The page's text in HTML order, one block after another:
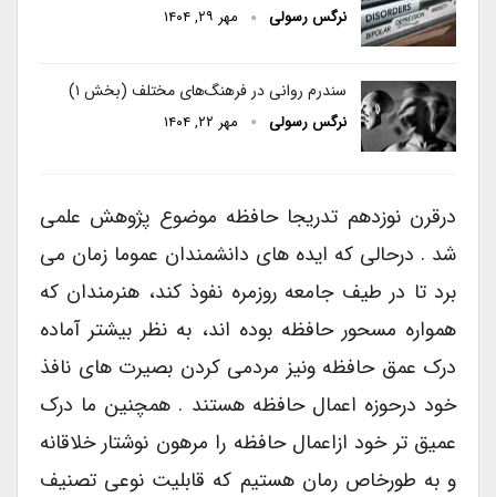
نرگس رسولی مهر ۲۹, ۱۴۰۴
سندرم روانی در فرهنگ‌های مختلف (بخش ۱)
نرگس رسولی مهر ۲۲, ۱۴۰۴
درقرن نوزدهم تدریجا حافظه موضوع پژوهش علمی
شد . درحالی که ایده های دانشمندان عموما زمان می
برد تا در طیف جامعه روزمره نفوذ کند، هنرمندان که
همواره مسحور حافظه بوده اند، به نظر بیشتر آماده
درک عمق حافظه ونیز مردمی کردن بصیرت های نافذ
خود درحوزه اعمال حافظه هستند . همچنین ما درک
عمیق تر خود ازاعمال حافظه را مرهون نوشتار خلاقانه
و به طورخاص رمان هستیم که قابلیت نوعی تصنیف